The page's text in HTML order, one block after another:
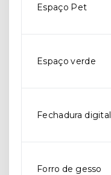
Espaço Pet
Espaço verde
Fechadura digital
Forro de gesso